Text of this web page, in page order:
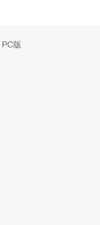
PC版